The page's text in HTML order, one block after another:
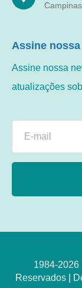
Assine
Assine nossa
atualizações
1984-2026
Reservados |